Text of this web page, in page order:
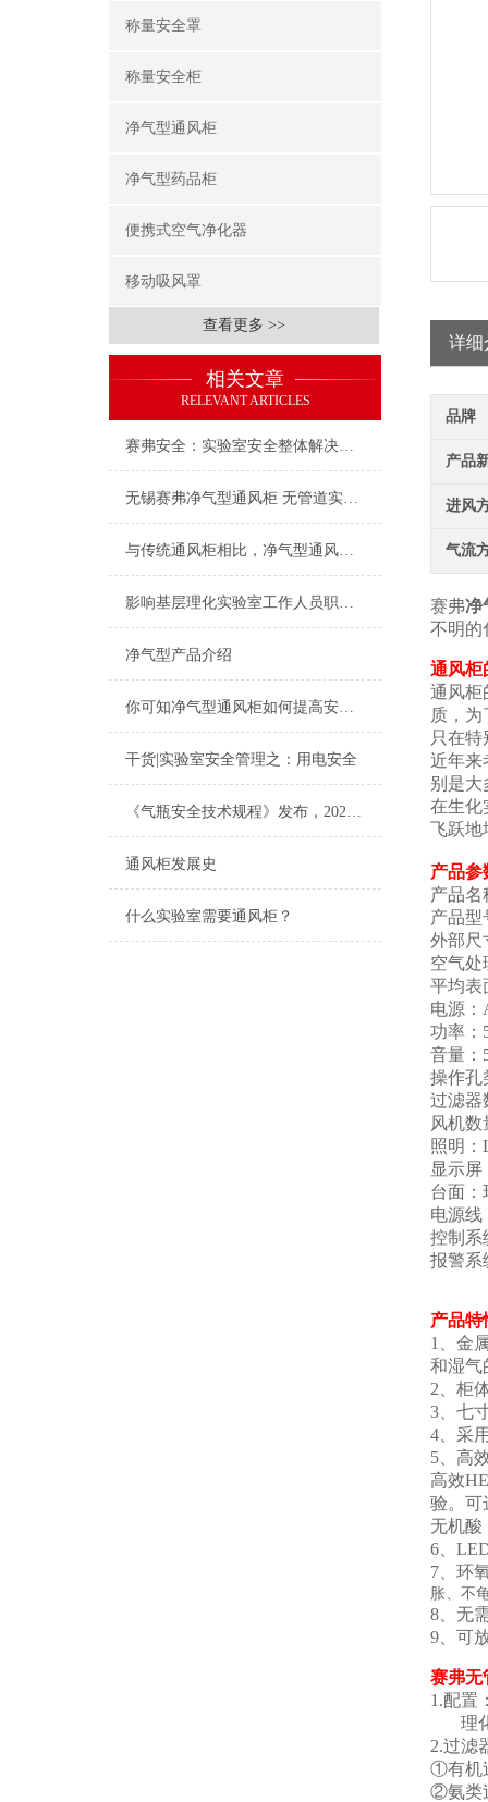
称量安全罩
称量安全柜
净气型通风柜
净气型药品柜
便携式空气净化器
移动吸风罩
查看更多 >>
相关文章
RELEVANT ARTICLES
赛弗安全：实验室安全整体解决方案的践行者
无锡赛弗净气型通风柜 无管道实验室通风净化专家 源头阻断有害气体守护实验健康
与传统通风柜相比，净气型通风柜的优点包括哪些？
影响基层理化实验室工作人员职业健康的因素分析
净气型产品介绍
你可知净气型通风柜如何提高安全性？
干货|实验室安全管理之：用电安全
《气瓶安全技术规程》发布，2021年6月1日起施行！
通风柜发展史
什么实验室需要通风柜？
详细
品牌
产品
进风
气流
赛弗净
不明的
通风柜
通风柜
质，
只在
近年来
别是大
在生化
飞跃地
产品参
产品名
产品型
外部尺
空气处
平均表
电源：
功率：
音量：
操作孔
过滤器
风机数
照明：
显示
台面：
电源线
控制系
报警系
产品特
1、金
和湿气
2、柜
3、七
4、采
5、高
高效
验。可
无机酸
6、
7、环
胀、不
8、无
9、可
赛弗无
1.
理化
2.过滤
①有机
②氨类